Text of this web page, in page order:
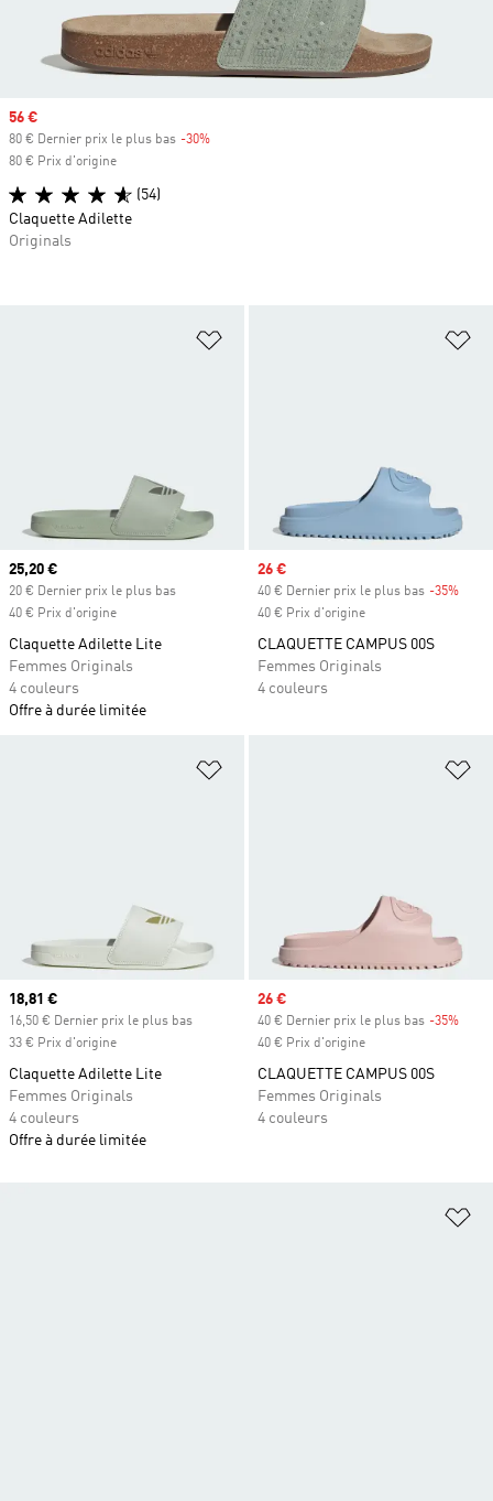
Ajouter à la Liste de produits
Prix actuel
25,20 €
20 € Dernier prix le plus bas
40 € Prix d'origine
Claquette Adilette Lite
Femmes Originals
4 couleurs
Offre à durée limitée
Prix soldé
26 €
40 € Dernier prix le plus bas -35%
40 € Prix d'origine
CLAQUETTE CAMPUS 00S
Femmes Originals
4 couleurs
Ajouter à la Liste de produits
Prix actuel
18,81 €
16,50 € Dernier prix le plus bas
33 € Prix d'origine
Claquette Adilette Lite
Femmes Originals
4 couleurs
Offre à durée limitée
Prix soldé
26 €
40 € Dernier prix le plus bas -35%
40 € Prix d'origine
CLAQUETTE CAMPUS 00S
Femmes Originals
4 couleurs
Prix soldé
56 €
80 € Dernier prix le plus bas -30%
80 € Prix d'origine
(54)
Claquette Adilette
Originals